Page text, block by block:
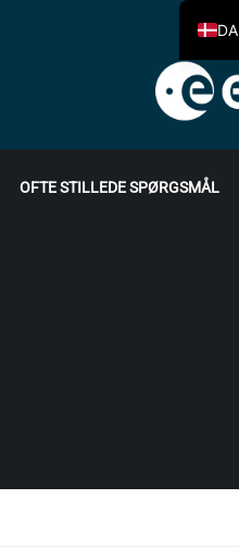
OFTE STILLEDE SPØRGSMÅL
DA